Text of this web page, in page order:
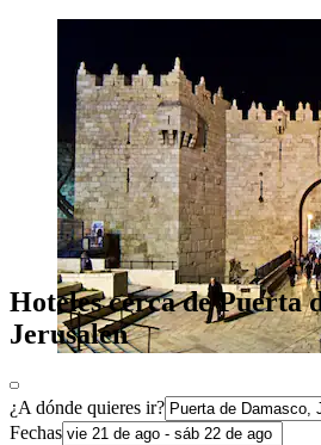
Hoteles cerca de Puerta
Jerusalén
¿A dónde quieres ir?
Fechas